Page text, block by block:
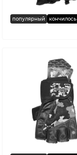
популярный кончилось